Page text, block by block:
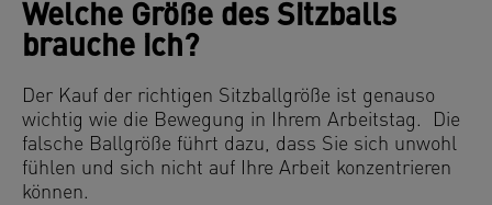
Welche Größe des Sitzballs
brauche ich?
Der Kauf der richtigen Sitzballgröße ist genauso
wichtig wie die Bewegung in Ihrem Arbeitstag. Die
falsche Ballgröße führt dazu, dass Sie sich unwohl
fühlen und sich nicht auf Ihre Arbeit konzentrieren
können.